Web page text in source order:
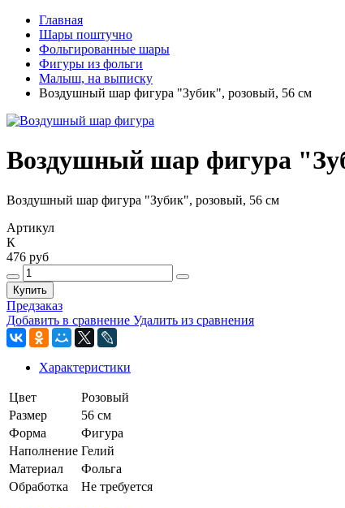
Главная
Шары поштучно
Фольгированные шары
Фигуры из фольги
Малыш, на выписку
Воздушный шар фигура "Зубик", розовый, 56 см
Воздушный шар фигура
Воздушный шар фигура "Зубик", розовый, 56 см
Артикул
К
476 руб
Купить
Предзаказ
Добавить в сравнение Удалить из сравнения
Характеристики
Цвет
Розовый
Размер
56 см
Форма
Фигура
Наполнение Гелий
Материал
Фольга
Обработка
Не требуется